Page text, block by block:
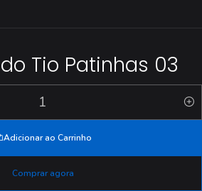
Tio Patinhas 03
Adicionar ao Carrinho
Comprar agora